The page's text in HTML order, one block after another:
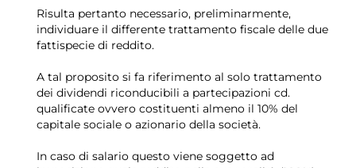
Risulta pertanto necessario, preliminarmente,
individuare il differente trattamento fiscale delle due
fattispecie di reddito.
A tal proposito si fa riferimento al solo trattamento
dei dividendi riconducibili a partecipazioni cd.
qualificate ovvero costituenti almeno il 10% del
capitale sociale o azionario della società.
In caso di salario questo viene soggetto ad